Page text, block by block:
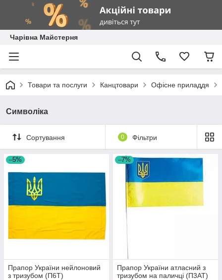
Чарівна Майстерня
Товари та послуги Канцтовари Офісне приладдя
Символіка
Сортування 0 Фільтри
–5%
Прапор України нейлоновий
з тризубом (П6Т)
–7%
Прапор України атласний з
тризубом на паличці (П3АТ)